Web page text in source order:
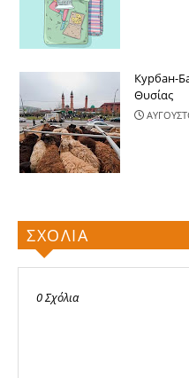
Курбан-
Θυσίας
ΣΧΟΛΙΑ
0 Σχόλια